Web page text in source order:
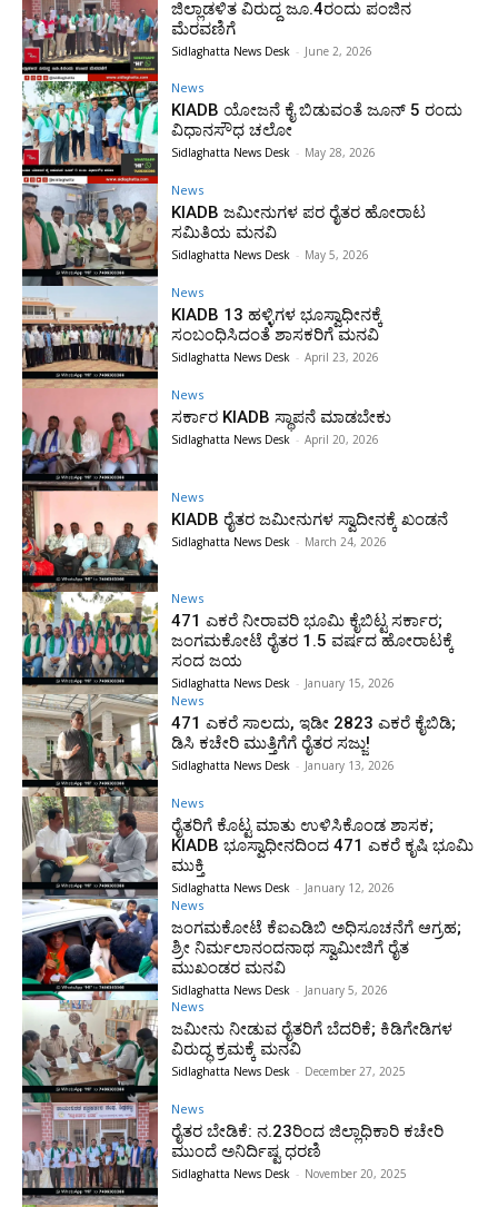
ಜಿಲ್ಲಾಡಳಿತ ವಿರುದ್ದ ಜೂ.4ರಂದು ಪಂಜಿನ
ಮೆರವಣಿಗೆ
Sidlaghatta News Desk - June 2, 2026
News
KIADB ಯೋಜನೆ ಕೈ ಬಿಡುವಂತೆ ಜೂನ್ 5 ರಂದು
ವಿಧಾನಸೌಧ ಚಲೋ
Sidlaghatta News Desk - May 28, 2026
News
KIADB ಜಮೀನುಗಳ ಪರ ರೈತರ ಹೋರಾಟ
ಸಮಿತಿಯ ಮನವಿ
Sidlaghatta News Desk - May 5, 2026
News
KIADB 13 ಹಳ್ಳಿಗಳ ಭೂಸ್ವಾಧೀನಕ್ಕೆ
ಸಂಬಂಧಿಸಿದಂತೆ ಶಾಸಕರಿಗೆ ಮನವಿ
Sidlaghatta News Desk - April 23, 2026
News
ಸರ್ಕಾರ KIADB ಸ್ಥಾಪನೆ ಮಾಡಬೇಕು
Sidlaghatta News Desk - April 20, 2026
News
KIADB ರೈತರ ಜಮೀನುಗಳ ಸ್ವಾದೀನಕ್ಕೆ ಖಂಡನೆ
Sidlaghatta News Desk - March 24, 2026
News
471 ಎಕರೆ ನೀರಾವರಿ ಭೂಮಿ ಕೈಬಿಟ್ಟ ಸರ್ಕಾರ;
ಜಂಗಮಕೋಟೆ ರೈತರ 1.5 ವರ್ಷದ ಹೋರಾಟಕ್ಕೆ
ಸಂದ ಜಯ
Sidlaghatta News Desk - January 15, 2026
News
471 ಎಕರೆ ಸಾಲದು, ಇಡೀ 2823 ಎಕರೆ ಕೈಬಿಡಿ;
ಡಿಸಿ ಕಚೇರಿ ಮುತ್ತಿಗೆಗೆ ರೈತರ ಸಜ್ಜು!
Sidlaghatta News Desk - January 13, 2026
News
ರೈತರಿಗೆ ಕೊಟ್ಟ ಮಾತು ಉಳಿಸಿಕೊಂಡ ಶಾಸಕ;
KIADB ಭೂಸ್ವಾಧೀನದಿಂದ 471 ಎಕರೆ ಕೃಷಿ ಭೂಮಿ
ಮುಕ್ತಿ
Sidlaghatta News Desk - January 12, 2026
News
ಜಂಗಮಕೋಟೆ ಕೆಐಎಡಿಬಿ ಅಧಿಸೂಚನೆಗೆ ಆಗ್ರಹ;
ಶ್ರೀ ನಿರ್ಮಲಾನಂದನಾಥ ಸ್ವಾಮೀಜಿಗೆ ರೈತ
ಮುಖಂಡರ ಮನವಿ
Sidlaghatta News Desk - January 5, 2026
News
ಜಮೀನು ನೀಡುವ ರೈತರಿಗೆ ಬೆದರಿಕೆ; ಕಿಡಿಗೇಡಿಗಳ
ವಿರುದ್ಧ ಕ್ರಮಕ್ಕೆ ಮನವಿ
Sidlaghatta News Desk - December 27, 2025
News
ರೈತರ ಬೇಡಿಕೆ: ನ.23ರಿಂದ ಜಿಲ್ಲಾಧಿಕಾರಿ ಕಚೇರಿ
ಮುಂದೆ ಅನಿರ್ದಿಷ್ಟ ಧರಣಿ
Sidlaghatta News Desk - November 20, 2025